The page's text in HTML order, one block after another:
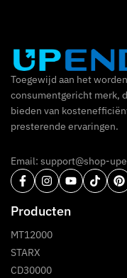
Toegewijd aan het
consumentgericht merk,
bieden van
presterende ervaringen.
Email: support@shop-
Producten
MT12000
STARX
CD30000